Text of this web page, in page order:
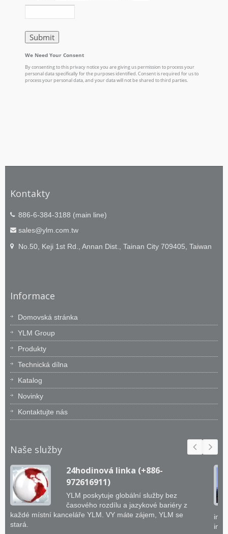
Kontakty
886-6-384-3188 (main line)
sales@ylm.com.tw
No.50, Keji 1st Rd., Annan Dist., Tainan City 709405, Taiwan
Informace
Domovská stránka
YLM Group
Produkty
Technická dílna
Katalog
Novinky
Kontaktujte nás
Naše služby
24hodinová linka (+886-
972616911)
YLM poskytuje globální služby bez
časového rozdílu a jazykové bariéry z
každé místní kanceláře YLM. VY máte zájem, YLM se
stará.